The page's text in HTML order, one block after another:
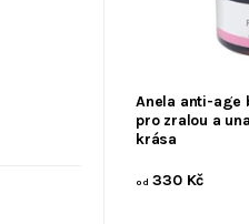
Anela anti-age
pro zralou a
krása
od 330 Kč